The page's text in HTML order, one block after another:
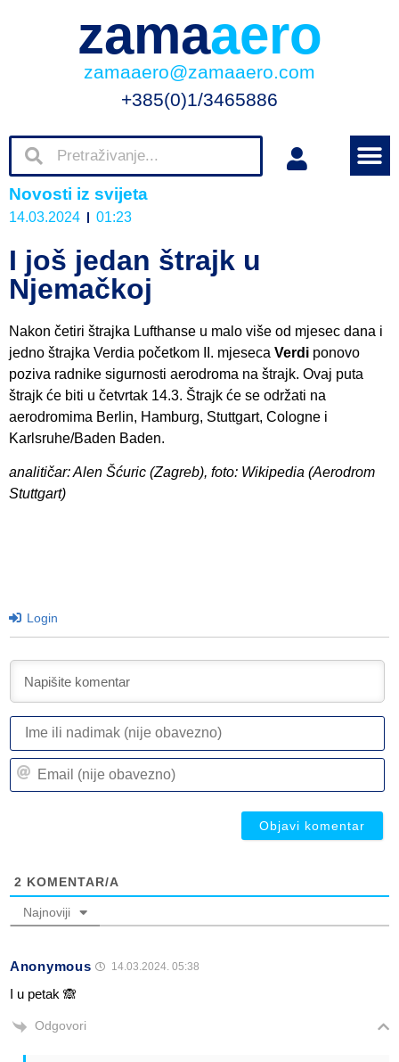
zamaaero
zamaaero@zamaaero.com
+385(0)1/3465886
Novosti iz svijeta
14.03.2024 01:23
I još jedan štrajk u
Njemačkoj
Nakon četiri štrajka Lufthanse u malo više od mjesec dana i
jedno štrajka Verdia početkom II. mjeseca Verdi ponovo
poziva radnike sigurnosti aerodroma na štrajk. Ovaj puta
štrajk će biti u četvrtak 14.3. Štrajk će se održati na
aerodromima Berlin, Hamburg, Stuttgart, Cologne i
Karlsruhe/Baden Baden.
analitičar: Alen Šćuric (Zagreb), foto: Wikipedia (Aerodrom
Stuttgart)
Login
2 KOMENTAR/A
Najnoviji
Anonymous 14.03.2024. 05:38
I u petak 🙈
Odgovori